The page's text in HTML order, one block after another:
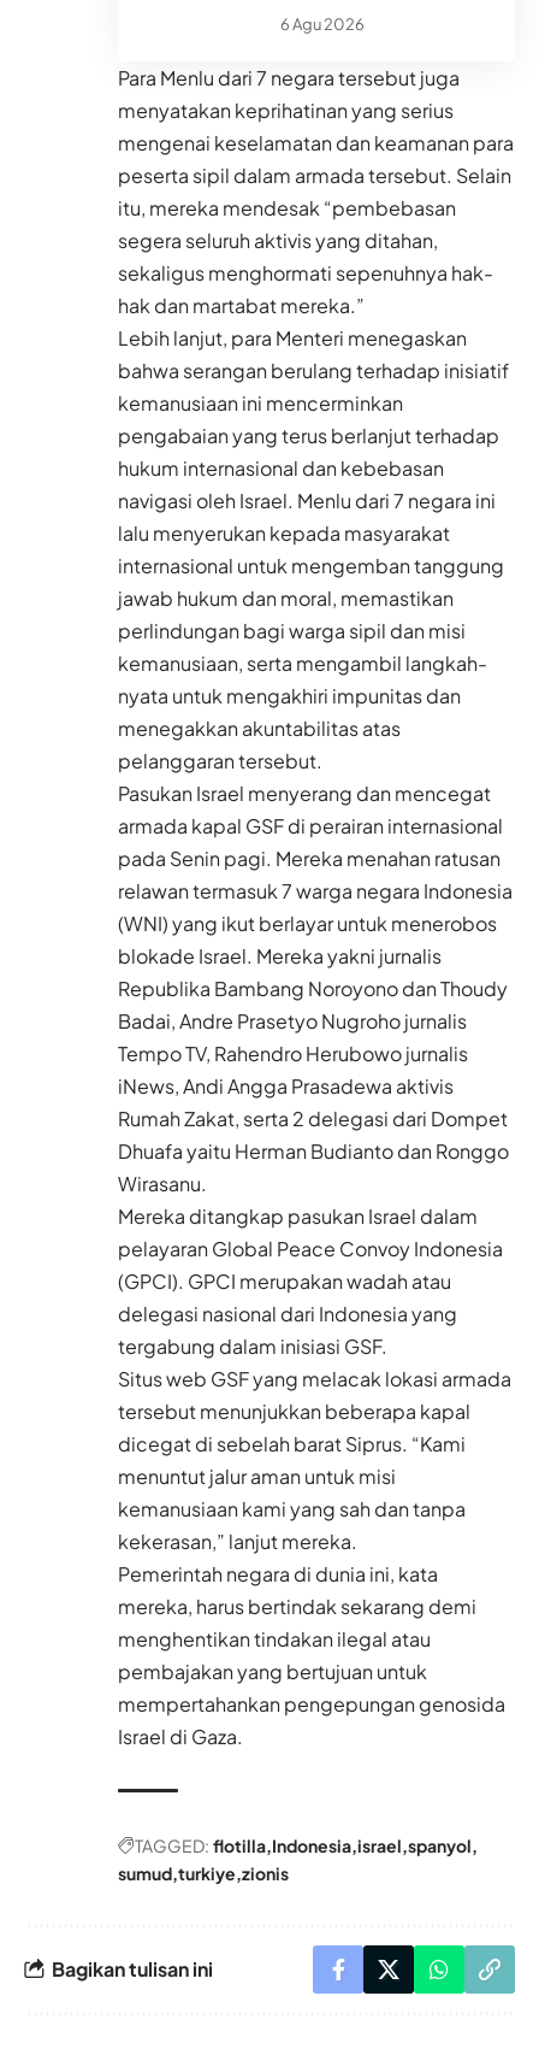
6 Agu 2026
Para Menlu dari 7 negara tersebut juga
menyatakan keprihatinan yang serius
mengenai keselamatan dan keamanan para
peserta sipil dalam armada tersebut. Selain
itu, mereka mendesak “pembebasan
segera seluruh aktivis yang ditahan,
sekaligus menghormati sepenuhnya hak-
hak dan martabat mereka.”
Lebih lanjut, para Menteri menegaskan
bahwa serangan berulang terhadap inisiatif
kemanusiaan ini mencerminkan
pengabaian yang terus berlanjut terhadap
hukum internasional dan kebebasan
navigasi oleh Israel. Menlu dari 7 negara ini
lalu menyerukan kepada masyarakat
internasional untuk mengemban tanggung
jawab hukum dan moral, memastikan
perlindungan bagi warga sipil dan misi
kemanusiaan, serta mengambil langkah-
nyata untuk mengakhiri impunitas dan
menegakkan akuntabilitas atas
pelanggaran tersebut.
Pasukan Israel menyerang dan mencegat
armada kapal GSF di perairan internasional
pada Senin pagi. Mereka menahan ratusan
relawan termasuk 7 warga negara Indonesia
(WNI) yang ikut berlayar untuk menerobos
blokade Israel. Mereka yakni jurnalis
Republika Bambang Noroyono dan Thoudy
Badai, Andre Prasetyo Nugroho jurnalis
Tempo TV, Rahendro Herubowo jurnalis
iNews, Andi Angga Prasadewa aktivis
Rumah Zakat, serta 2 delegasi dari Dompet
Dhuafa yaitu Herman Budianto dan Ronggo
Wirasanu.
Mereka ditangkap pasukan Israel dalam
pelayaran Global Peace Convoy Indonesia
(GPCI). GPCI merupakan wadah atau
delegasi nasional dari Indonesia yang
tergabung dalam inisiasi GSF.
Situs web GSF yang melacak lokasi armada
tersebut menunjukkan beberapa kapal
dicegat di sebelah barat Siprus. “Kami
menuntut jalur aman untuk misi
kemanusiaan kami yang sah dan tanpa
kekerasan,” lanjut mereka.
Pemerintah negara di dunia ini, kata
mereka, harus bertindak sekarang demi
menghentikan tindakan ilegal atau
pembajakan yang bertujuan untuk
mempertahankan pengepungan genosida
Israel di Gaza.
TAGGED: flotilla Indonesia israel spanyol
sumud turkiye zionis
Bagikan tulisan ini